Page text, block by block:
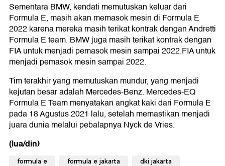
Sementara BMW, kendati memutuskan keluar dari
Formula E, masih akan memasok mesin di Formula E
2022 karena mereka masih terikat kontrak dengan Andretti
Formula E team. BMW juga masih terikat kontrak dengan
FIA untuk menjadi pemasok mesin sampai 2022.FIA untuk
menjadi pemasok mesin sampai 2022.
Tim terakhir yang memutuskan mundur, yang menjadi
kejutan besar adalah Mercedes-Benz. Mercedes-EQ
Formula E Team menyatakan angkat kaki dari Formula E
pada 18 Agustus 2021 lalu, setelah memastikan menjadi
juara dunia melalui pebalapnya Nyck de Vries.
(lua/din)
formula e formula e jakarta dki jakarta